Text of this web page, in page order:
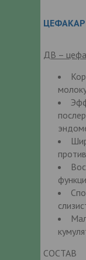
ЦЕФАКАР
ДВ –
СОСТАВ